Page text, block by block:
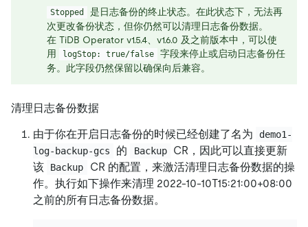
Stopped
是日志备份的终止状态。在此状态下，无法再
次更改备份状态，但你仍然可以清理日志备份数据。
在 TiDB Operator v1.5.4、v1.6.0 及之前版本中，可以使
用
logStop: true/false
字段来停止或启动日志备份任
务。此字段仍然保留以确保向后兼容。
清理日志备份数据
由于你在开启日志备份的时候已经创建了名为
demo1-
log-backup-gcs
的 Backup
CR，因此可以直接更新
该
Backup
CR 的配置，来激活清理日志备份数据的操
作。执行如下操作来清理 2022-10-10T15:21:00+08:00
之前的所有日志备份数据。